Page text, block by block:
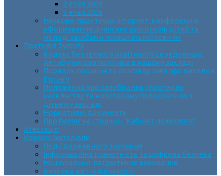
2 етап 2026
3 етап 2026
Науково-практична інтернет-конференція
«Формування ціннісних орієнтирів дітей та
молоді засобами позашкільної освіти»
Протидія булінгу
Кодекс безпечного освітнього середовища.
Антибулінгова політика в нашому закладі
Порядок подання та розгляду заяв про випадки
булінгу
Положення про запобігання і протидію
насильству та жорстокому поводженню з
дітьми у закладі
Нормативні документи
Про булінг на сторінці “Кабінет психолога”
Атестація
Корисні матеріали
Події державного значення
Інформаційна грамотність та цифрова безпека
Національно-патріотичне виховання
Безпека життєдіяльності